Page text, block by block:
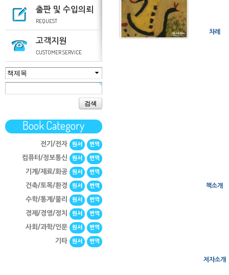
출판 및 수입의뢰
REQUEST
고객지원
CUSTOMER SERVICE
검색
Book Category
전기/전자 원서 번역
컴퓨터/정보통신 원서 번역
기계/재료/화공 원서 번역
건축/토목/환경 원서 번역
수학/통계/물리 원서 번역
경제/경영/정치 원서 번역
사회/과학/인문 원서 번역
기타 원서 번역
차례
책소개
저자소개